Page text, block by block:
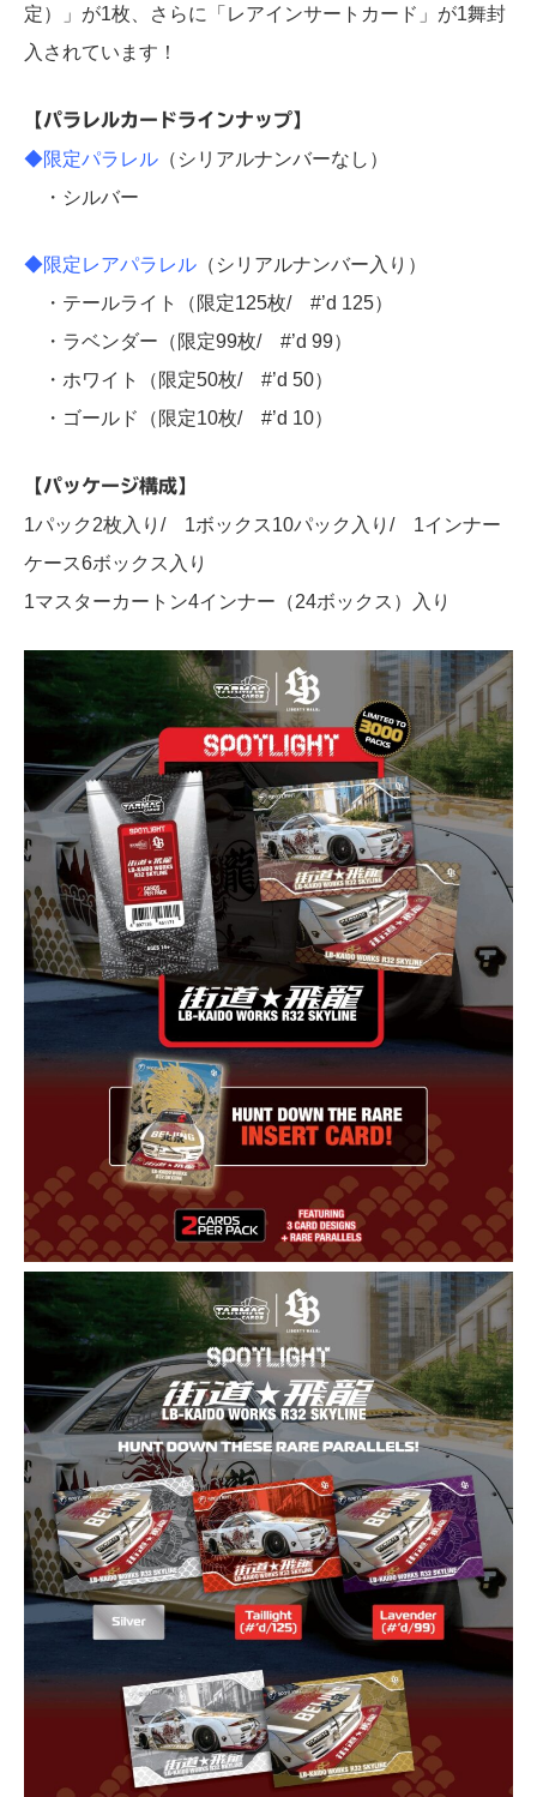
定）」が1枚、さらに「レアインサートカード」が1舞封
入されています！
【パラレルカードラインナップ】
◆限定パラレル （シリアルナンバーなし）
・シルバー
◆限定レアパラレル （シリアルナンバー入り）
・テールライト（限定125枚/ #’d 125）
・ラベンダー（限定99枚/ #’d 99）
・ホワイト（限定50枚/ #’d 50）
・ゴールド（限定10枚/ #’d 10）
【パッケージ構成】
1パック2枚入り/ 1ボックス10パック入り/ 1インナー
ケース6ボックス入り
1マスターカートン4インナー（24ボックス）入り